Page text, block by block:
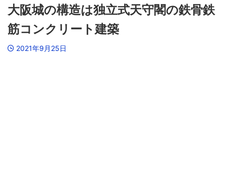
大阪城の構造は独立式天守閣の鉄骨鉄
筋コンクリート建築
2021年9月25日